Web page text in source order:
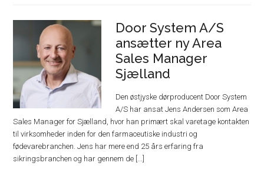
Door System A/S
ansætter ny Area
Sales Manager
Sjælland
Den østjyske dørproducent Door System
A/S har ansat Jens Andersen som Area
Sales Manager for Sjælland, hvor han primært skal varetage kontakten
til virksomheder inden for den farmaceutiske industri og
fødevarebranchen. Jens har mere end 25 års erfaring fra
sikringsbranchen og har gennem de [...]